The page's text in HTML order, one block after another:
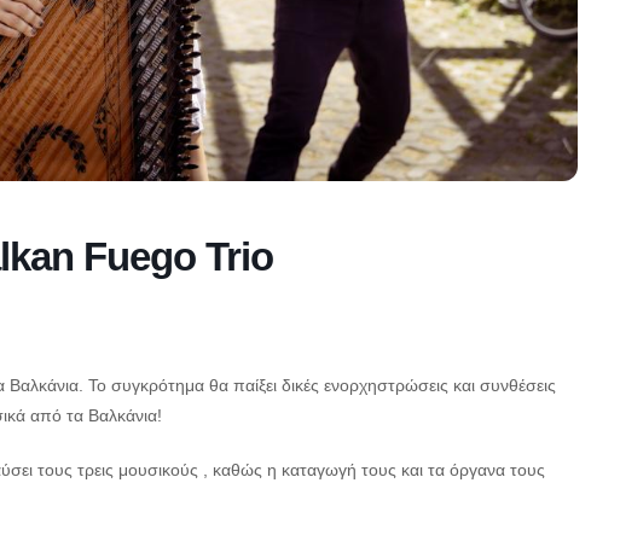
Fuego Trio
Το συγκρότημα θα παίξει δικές ενορχηστρώσεις και συνθέσεις
από τα Βαλκάνια!
τους τρεις μουσικούς , καθώς η καταγωγή τους και τα όργανα τους